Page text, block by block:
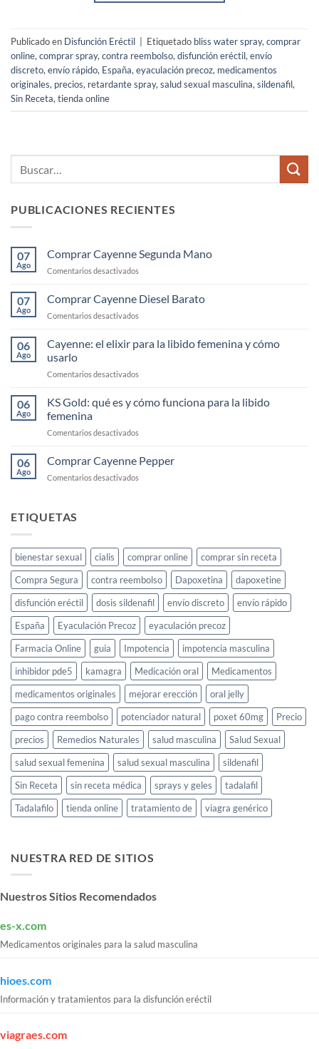
Publicado en Disfunción Eréctil Etiquetado bliss water spray, comprar
online, comprar spray, contra reembolso, disfunción eréctil, envío
discreto, envío rápido, España, eyaculación precoz, medicamentos
originales, precios, retardante spray, salud sexual masculina, sildenafil,
Sin Receta, tienda online
PUBLICACIONES RECIENTES
07
Ago
Comprar Cayenne Segunda Mano
Comentarios desactivados
Cayenne
Segunda
Mano
07
Ago
Comprar Cayenne Diesel Barato
Comentarios desactivados
Cayenne
Diesel
06
Ago
Cayenne: el elixir para la libido femenina y cómo
usarlo
Comentarios desactivados
el
elixir
la
femenina
cómo
06
Ago
KS Gold: qué es y cómo funciona para la libido
femenina
Comentarios desactivados
Gold:
qué
es
femenina
06
Ago
Comprar Cayenne Pepper
Comentarios desactivados
ETIQUETAS
bienestar sexual cialis comprar online
comprar sin receta
Compra Segura
contra reembolso Dapoxetina
dapoxetine
disfunción eréctil
dosis sildenafil envío discreto
envío rápido
España
Eyaculación Precoz
eyaculación precoz
Farmacia Online
guia Impotencia
impotencia masculina
inhibidor pde5
kamagra Medicación oral
Medicamentos
medicamentos originales
mejorar erección
oral jelly
pago contra reembolso
potenciador natural poxet 60mg
Precio
precios
Remedios Naturales salud masculina
Salud Sexual
salud sexual femenina
salud sexual masculina
sildenafil
Sin Receta
sin receta médica sprays y geles
tadalafil
Tadalafilo
tienda online tratamiento de viagra genérico
NUESTRA RED DE SITIOS
Nuestros Sitios Recomendados
es-x.com
Medicamentos originales para la salud masculina
hioes.com
Información y tratamientos para la disfunción eréctil
viagraes.com